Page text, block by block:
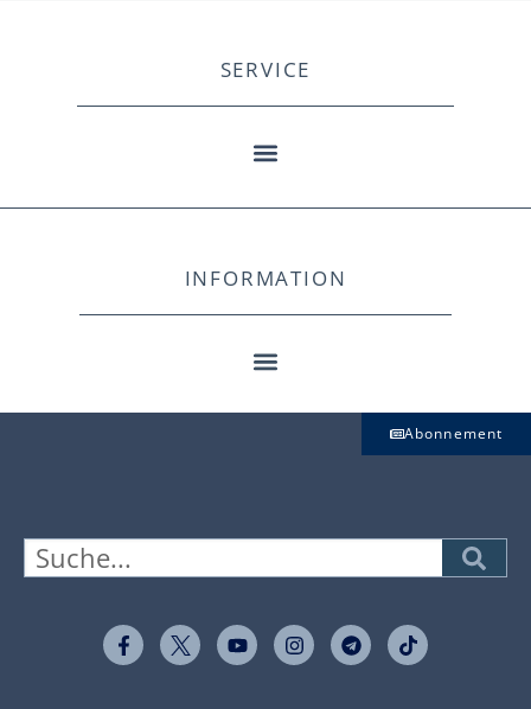
SERVICE
INFORMATION
Abonnement